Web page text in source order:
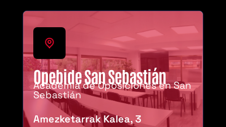
Opebide San Sebastián
Academia de Oposiciones en San
Sebastián
Amezketarrak Kalea, 3